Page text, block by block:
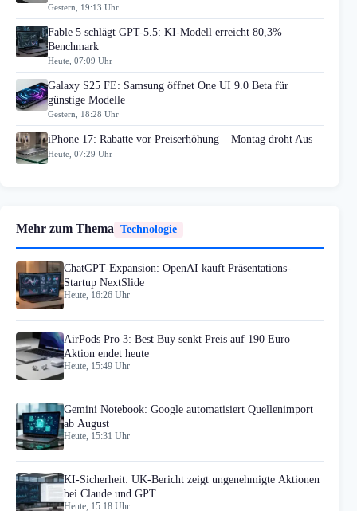
Gestern, 19:13 Uhr
Fable 5 schlägt GPT-5.5: KI-Modell erreicht 80,3%
Benchmark
Heute, 07:09 Uhr
Galaxy S25 FE: Samsung öffnet One UI 9.0 Beta für
günstige Modelle
Gestern, 18:28 Uhr
iPhone 17: Rabatte vor Preiserhöhung – Montag droht Aus
Heute, 07:29 Uhr
Mehr zum Thema Technologie
ChatGPT-Expansion: OpenAI kauft Präsentations-
Startup NextSlide
Heute, 16:26 Uhr
AirPods Pro 3: Best Buy senkt Preis auf 190 Euro –
Aktion endet heute
Heute, 15:49 Uhr
Gemini Notebook: Google automatisiert Quellenimport
ab August
Heute, 15:31 Uhr
KI-Sicherheit: UK-Bericht zeigt ungenehmigte Aktionen
bei Claude und GPT
Heute, 15:18 Uhr